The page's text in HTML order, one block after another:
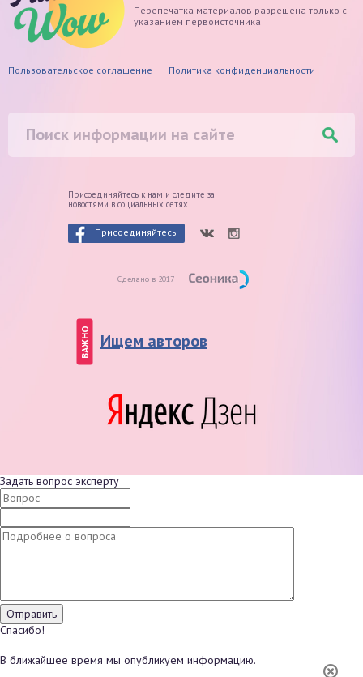
Перепечатка материалов разрешена только с
указанием первоисточника
Пользовательское соглашение Политика конфиденциальности
Присоединяйтесь к нам и следите за
новостями в социальных сетях
Присоединяйтесь
Сделано в 2017
ВАЖНО Ищем авторов
Задать вопрос эксперту
Спасибо!
В ближайшее время мы опубликуем информацию.